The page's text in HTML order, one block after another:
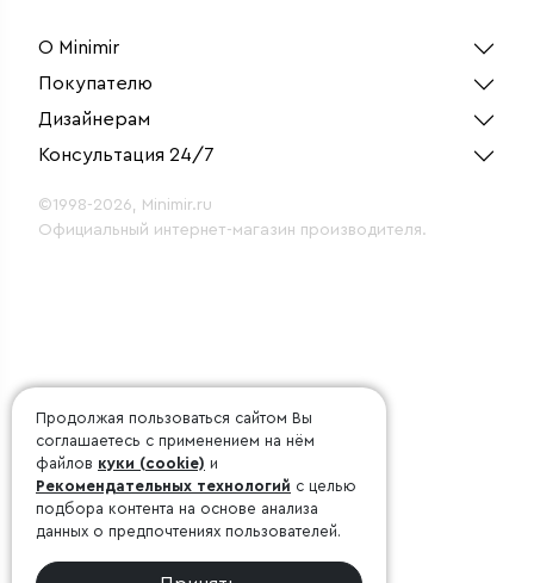
О Minimir
Покупателю
Дизайнерам
Консультация 24/7
©1998-2026, Minimir.ru
Официальный интернет-магазин производителя.
Продолжая пользоваться сайтом Вы
соглашаетесь с применением на нём
файлов куки (cookie) и
Рекомендательных технологий с целью
подбора контента на основе анализа
данных о предпочтениях пользователей.